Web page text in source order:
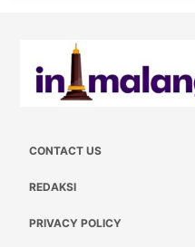
CONTACT US
REDAKSI
PRIVACY POLICY